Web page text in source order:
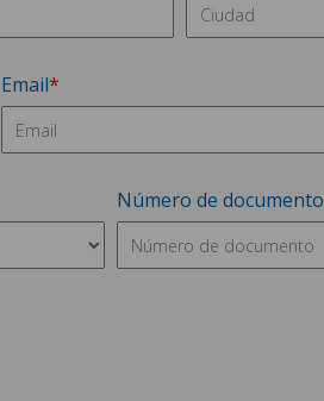
Email
Número de documento